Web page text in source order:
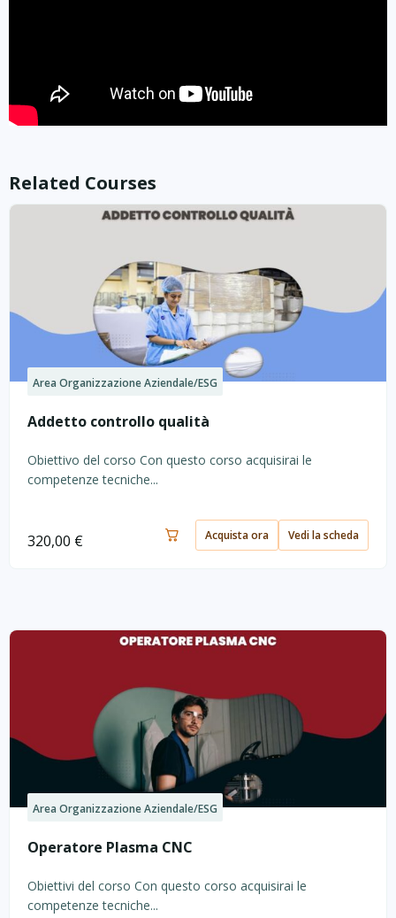
Related Courses
Area Organizzazione Aziendale/ESG
Addetto controllo qualità
Obiettivo del corso Con questo corso acquisirai le
competenze tecniche...
320,00 € Acquista ora Vedi la scheda
Area Organizzazione Aziendale/ESG
Operatore Plasma CNC
Obiettivi del corso Con questo corso acquisirai le
competenze tecniche...